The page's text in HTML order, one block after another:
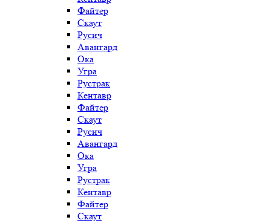
Файтер
Скаут
Русич
Авангард
Ока
Угра
Рустрак
Кентавр
Файтер
Скаут
Русич
Авангард
Ока
Угра
Рустрак
Кентавр
Файтер
Скаут